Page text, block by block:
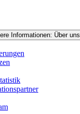
Informationen: Über uns